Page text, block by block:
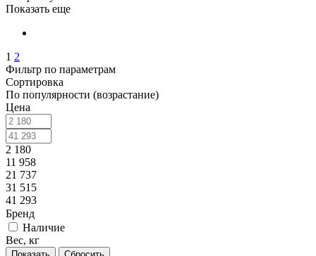
Показать еще
1 2
Фильтр по параметрам
Сортировка
По популярности (возрастание)
Цена
2 180
11 958
21 737
31 515
41 293
Бренд
Наличие
Вес, кг